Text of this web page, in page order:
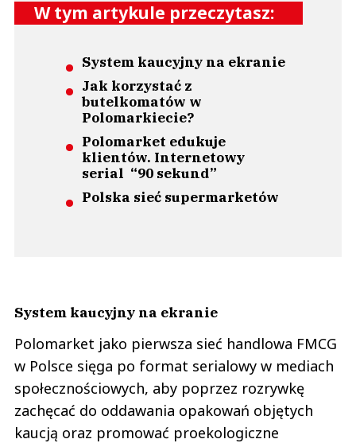
W tym artykule przeczytasz:
System kaucyjny na ekranie
Jak korzystać z
butelkomatów w
Polomarkiecie?
Polomarket edukuje
klientów. Internetowy
serial “90 sekund”
Polska sieć supermarketów
System kaucyjny na ekranie
Polomarket jako pierwsza sieć handlowa FMCG
w Polsce sięga po format serialowy w mediach
społecznościowych, aby poprzez rozrywkę
zachęcać do oddawania opakowań objętych
kaucją oraz promować proekologiczne